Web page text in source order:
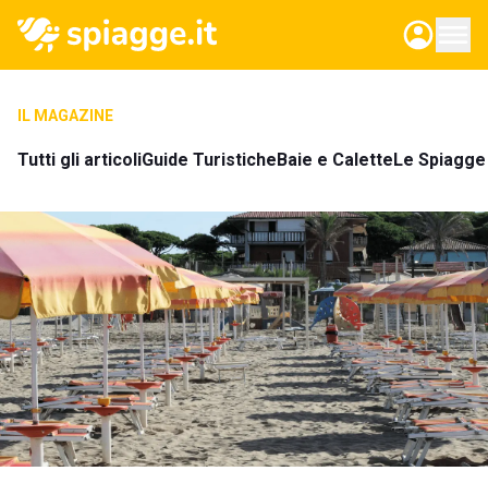
IL MAGAZINE
Tutti gli articoliGuide TuristicheBaie e CaletteLe